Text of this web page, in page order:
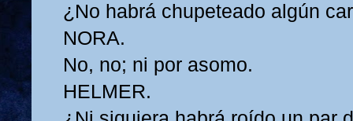
¿No habrá chupeteado algún
NORA.
No, no; ni por asomo.
HELMER.